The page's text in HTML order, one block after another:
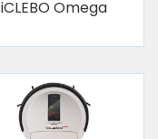
iCLEBO Omega